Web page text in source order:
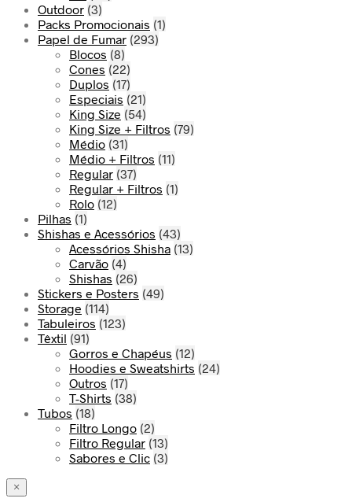
Outdoor (3)
Packs Promocionais (1)
Papel de Fumar (293)
Blocos (8)
Cones (22)
Duplos (17)
Especiais (21)
King Size (54)
King Size + Filtros (79)
Médio (31)
Médio + Filtros (11)
Regular (37)
Regular + Filtros (1)
Rolo (12)
Pilhas (1)
Shishas e Acessórios (43)
Acessórios Shisha (13)
Carvão (4)
Shishas (26)
Stickers e Posters (49)
Storage (114)
Tabuleiros (123)
Têxtil (91)
Gorros e Chapéus (12)
Hoodies e Sweatshirts (24)
Outros (17)
T-Shirts (38)
Tubos (18)
Filtro Longo (2)
Filtro Regular (13)
Sabores e Clic (3)
×